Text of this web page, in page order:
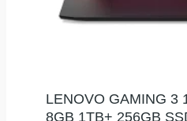
LENOVO GAMING 3
8GB 1TB+ 256GB